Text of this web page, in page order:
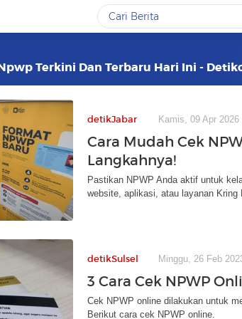
Terkini Dan Terbaru Hari Ini -
detikJabar Kamis, 09 Apr
Cara Mudah Cek
Langkahnya!
Pastikan NPWP Anda aktif untuk
website, aplikasi, atau layanan Kring
detikSulsel Minggu, 26 Feb
3 Cara Cek NPWP
Cek NPWP online dilakukan untuk
Berikut cara cek NPWP online.